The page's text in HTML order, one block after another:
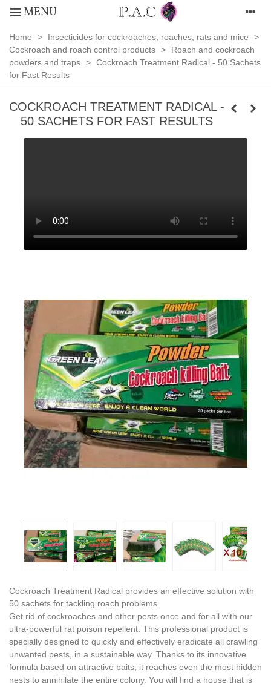
MENU
Home > Insecticides for cockroaches, roaches, rats and mice
>
Cockroach and roach control products >
Roach and cockroach
powders and traps > Cockroach Treatment Radical - 50 Sachets
for Fast Results
COCKROACH TREATMENT RADICAL -
50 SACHETS FOR FAST RESULTS
and
traps
Cockroach Treatment Radical provides an effective solution with
50 sachets for tackling roach problems.
Get rid of cockroaches and other pests once and for all with our
ultra-powerful rat poison repellent. This professional product is
specially designed to quickly and effectively eradicate all crawling
unwanted pests, in a sustainable way. Thanks to its innovative
formula based on attractive baits, it reaches even the most hidden
nests to annihilate the entire colony. You will find a house that is